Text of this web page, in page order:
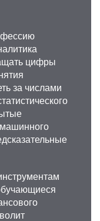
цифры
за числами
машинного